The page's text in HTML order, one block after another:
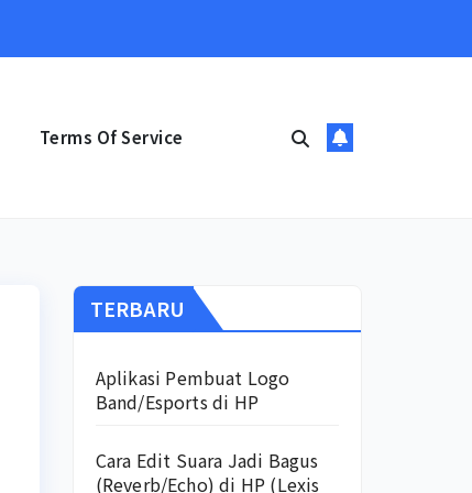
Terms Of Service
TERBARU
Aplikasi Pembuat Logo
Band/Esports di HP
Cara Edit Suara Jadi Bagus
(Reverb/Echo) di HP (Lexis